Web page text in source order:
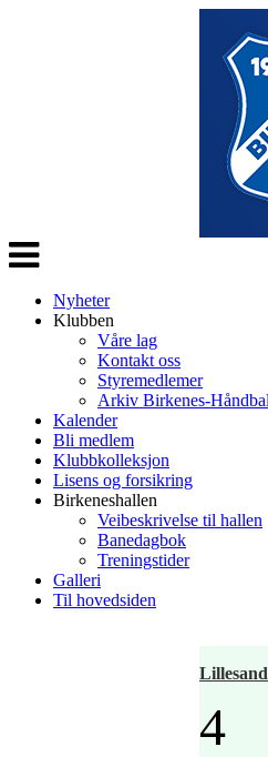
Veksle
navigasjon
Nyheter
Klubben
Våre lag
Kontakt oss
Styremedlemer
Arkiv Birkenes-
Kalender
Bli medlem
Klubbkolleksjon
Lisens og forsikring
Birkeneshallen
Veibeskrivelse til hallen
Banedagbok
Treningstider
Galleri
Til hovedsiden
4